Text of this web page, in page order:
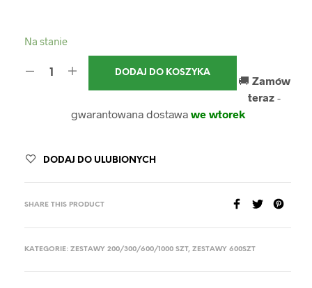
Na stanie
DODAJ DO KOSZYKA
🚚 Zamów
teraz-
gwarantowana dostawa we wtorek
DODAJ DO ULUBIONYCH
SHARE THIS PRODUCT
KATEGORIE: ZESTAWY 200/300/600/1000 SZT, ZESTAWY 600SZT